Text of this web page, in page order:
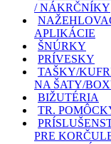
/ NÁKRČNÍKY
APLIKÁCIE
ŠNÚRKY
PRÍVESKY
TAŠKY/
NA ŠATY/
BIŽUTÉRIA
TR.
PRE